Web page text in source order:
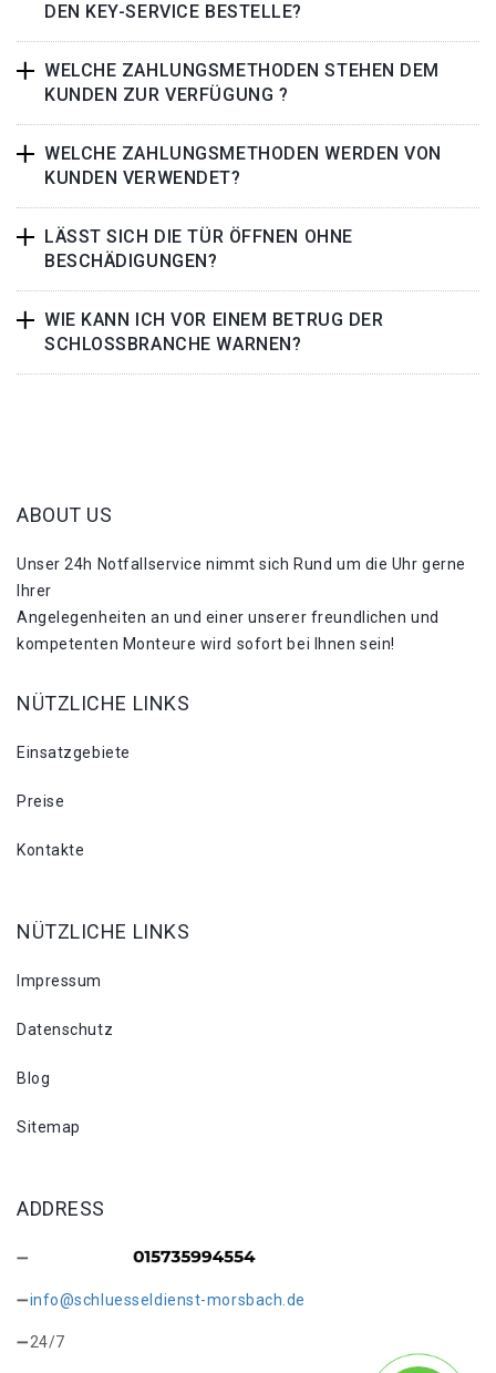
DEN KEY-SERVICE BESTELLE?
WELCHE ZAHLUNGSMETHODEN STEHEN DEM
KUNDEN ZUR VERFÜGUNG ?
WELCHE ZAHLUNGSMETHODEN WERDEN VON
KUNDEN VERWENDET?
LÄSST SICH DIE TÜR ÖFFNEN OHNE
BESCHÄDIGUNGEN?
WIE KANN ICH VOR EINEM BETRUG DER
SCHLOSSBRANCHE WARNEN?
ABOUT US
Unser 24h Notfallservice nimmt sich Rund um die Uhr gerne
Ihrer
Angelegenheiten an und einer unserer freundlichen und
kompetenten Monteure wird sofort bei Ihnen sein!
NÜTZLICHE LINKS
Einsatzgebiete
Preise
Kontakte
NÜTZLICHE LINKS
Impressum
Datenschutz
Blog
Sitemap
ADDRESS
info@schluesseldienst-morsbach.de
24/7